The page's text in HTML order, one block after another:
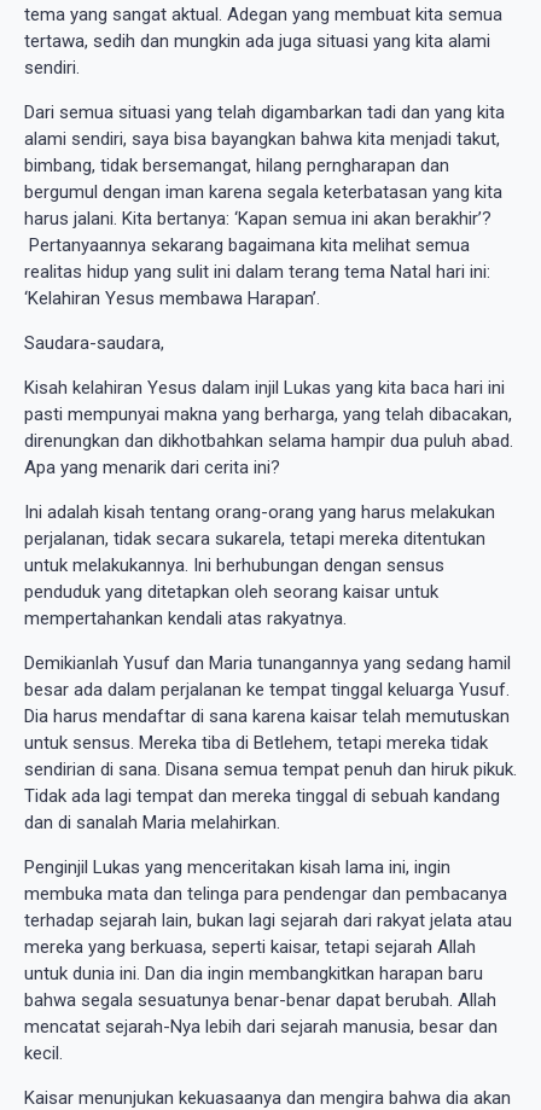
tema yang sangat aktual. Adegan yang membuat kita semua
tertawa, sedih dan mungkin ada juga situasi yang kita alami
sendiri.
Dari semua situasi yang telah digambarkan tadi dan yang kita
alami sendiri, saya bisa bayangkan bahwa kita menjadi takut,
bimbang, tidak bersemangat, hilang perngharapan dan
bergumul dengan iman karena segala keterbatasan yang kita
harus jalani. Kita bertanya: ‘Kapan semua ini akan berakhir’?
Pertanyaannya sekarang bagaimana kita melihat semua
realitas hidup yang sulit ini dalam terang tema Natal hari ini:
‘Kelahiran Yesus membawa Harapan’.
Saudara-saudara,
Kisah kelahiran Yesus dalam injil Lukas yang kita baca hari ini
pasti mempunyai makna yang berharga, yang telah dibacakan,
direnungkan dan dikhotbahkan selama hampir dua puluh abad.
Apa yang menarik dari cerita ini?
Ini adalah kisah tentang orang-orang yang harus melakukan
perjalanan, tidak secara sukarela, tetapi mereka ditentukan
untuk melakukannya. Ini berhubungan dengan sensus
penduduk yang ditetapkan oleh seorang kaisar untuk
mempertahankan kendali atas rakyatnya.
Demikianlah Yusuf dan Maria tunangannya yang sedang hamil
besar ada dalam perjalanan ke tempat tinggal keluarga Yusuf.
Dia harus mendaftar di sana karena kaisar telah memutuskan
untuk sensus. Mereka tiba di Betlehem, tetapi mereka tidak
sendirian di sana. Disana semua tempat penuh dan hiruk pikuk.
Tidak ada lagi tempat dan mereka tinggal di sebuah kandang
dan di sanalah Maria melahirkan.
Penginjil Lukas yang menceritakan kisah lama ini, ingin
membuka mata dan telinga para pendengar dan pembacanya
terhadap sejarah lain, bukan lagi sejarah dari rakyat jelata atau
mereka yang berkuasa, seperti kaisar, tetapi sejarah Allah
untuk dunia ini. Dan dia ingin membangkitkan harapan baru
bahwa segala sesuatunya benar-benar dapat berubah. Allah
mencatat sejarah-Nya lebih dari sejarah manusia, besar dan
kecil.
Kaisar menunjukan kekuasaanya dan mengira bahwa dia akan